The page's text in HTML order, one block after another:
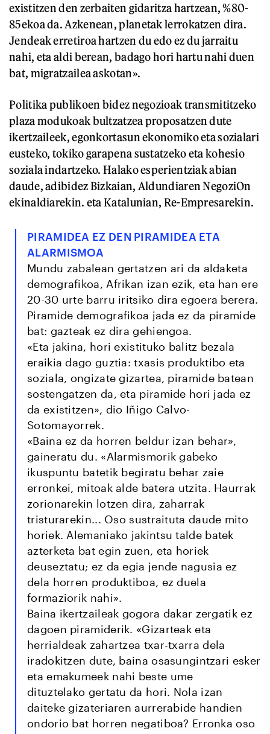
existitzen den zerbaiten gidaritza hartzean, %80-
85ekoa da. Azkenean, planetak lerrokatzen dira.
Jendeak erretiroa hartzen du edo ez du jarraitu
nahi, eta aldi berean, badago hori hartu nahi duen
bat, migratzailea askotan».
Politika publikoen bidez negozioak transmititzeko
plaza modukoak bultzatzea proposatzen dute
ikertzaileek, egonkortasun ekonomiko eta sozialari
eusteko, tokiko garapena sustatzeko eta kohesio
soziala indartzeko. Halako esperientziak abian
daude, adibidez Bizkaian, Aldundiaren NegoziOn
ekinaldiarekin. eta Katalunian, Re-Empresarekin.
PIRAMIDEA EZ DEN PIRAMIDEA ETA
ALARMISMOA
Mundu zabalean gertatzen ari da aldaketa
demografikoa, Afrikan izan ezik, eta han ere
20-30 urte barru iritsiko dira egoera berera.
Piramide demografikoa jada ez da piramide
bat: gazteak ez dira gehiengoa.
«Eta jakina, hori existituko balitz bezala
eraikia dago guztia: txasis produktibo eta
soziala, ongizate gizartea, piramide batean
sostengatzen da, eta piramide hori jada ez
da existitzen», dio Iñigo Calvo-
Sotomayorrek.
«Baina ez da horren beldur izan behar»,
gaineratu du. «Alarmismorik gabeko
ikuspuntu batetik begiratu behar zaie
erronkei, mitoak alde batera utzita. Haurrak
zorionarekin lotzen dira, zaharrak
tristurarekin... Oso sustraituta daude mito
horiek. Alemaniako jakintsu talde batek
azterketa bat egin zuen, eta horiek
deuseztatu; ez da egia jende nagusia ez
dela horren produktiboa, ez duela
formaziorik nahi».
Baina ikertzaileak gogora dakar zergatik ez
dagoen piramiderik. «Gizarteak eta
herrialdeak zahartzea txar-txarra dela
iradokitzen dute, baina osasungintzari esker
eta emakumeek nahi beste ume
dituztelako gertatu da hori. Nola izan
daiteke gizateriaren aurrerabide handien
ondorio bat horren negatiboa? Erronka oso